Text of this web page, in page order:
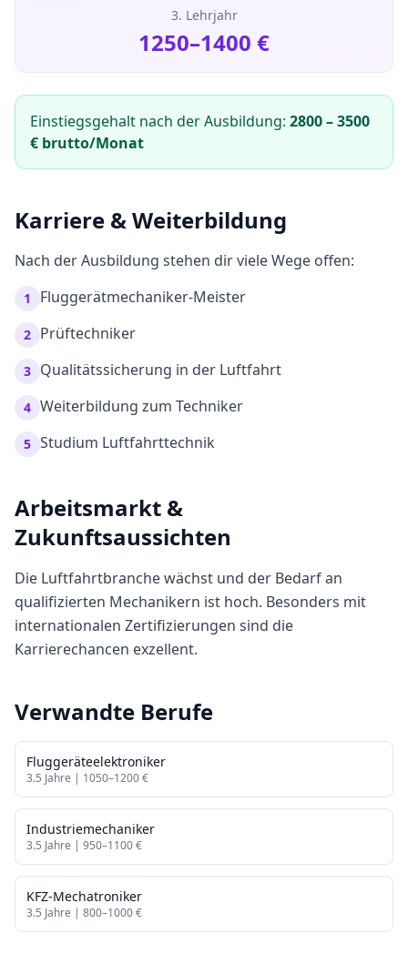
3. Lehrjahr
1250–1400 €
Einstiegsgehalt nach der Ausbildung: 2800–3500
€ brutto/Monat
Karriere & Weiterbildung
Nach der Ausbildung stehen dir viele Wege offen:
1 Fluggerätmechaniker-Meister
2 Prüftechniker
3 Qualitätssicherung in der Luftfahrt
4 Weiterbildung zum Techniker
5 Studium Luftfahrttechnik
Arbeitsmarkt &
Zukunftsaussichten
Die Luftfahrtbranche wächst und der Bedarf an
qualifizierten Mechanikern ist hoch. Besonders mit
internationalen Zertifizierungen sind die
Karrierechancen exzellent.
Verwandte Berufe
Fluggeräteelektroniker
3.5 Jahre | 1050–1200€
Industriemechaniker
3.5 Jahre | 950–1100€
KFZ-Mechatroniker
3.5 Jahre | 800–1000€